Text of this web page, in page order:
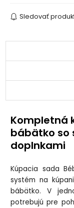
Sledovať
Kompletná
bábätko so
doplnkami
Kúpacia sada
systém na
bábätko. V
potrebujú pre